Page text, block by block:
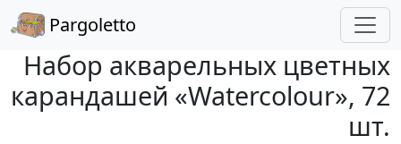
Pargoletto
Набор акварельных цветных
карандашей «Watercolour», 72
шт.